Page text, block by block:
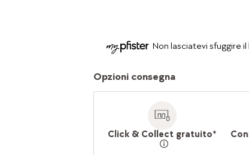
Non lasciatevi sfuggire
Opzioni consegna
Click & Collect gratuito*